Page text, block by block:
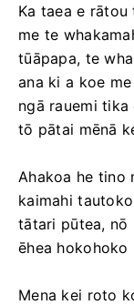
Ka taea e
me te
tūāpapa, te
ana ki a koe
ngā rauemi
tō pātai mēnā
Ahakoa he tino
kaimahi
tātari pūtea, nō
ēhea hokohoko
Mena kei roto